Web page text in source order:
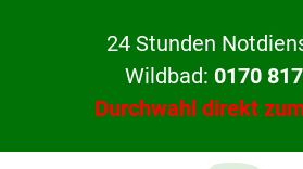
24 Stunden
Wildbad: 0170
Durchwahl direkt